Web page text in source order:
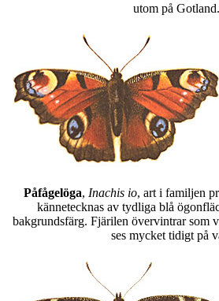
utom på Gotland.
Påfågelöga, Inachis io, art i familjen
kännetecknas av tydliga blå
bakgrundsfärg. Fjärilen övervintrar som
ses mycket tidigt på